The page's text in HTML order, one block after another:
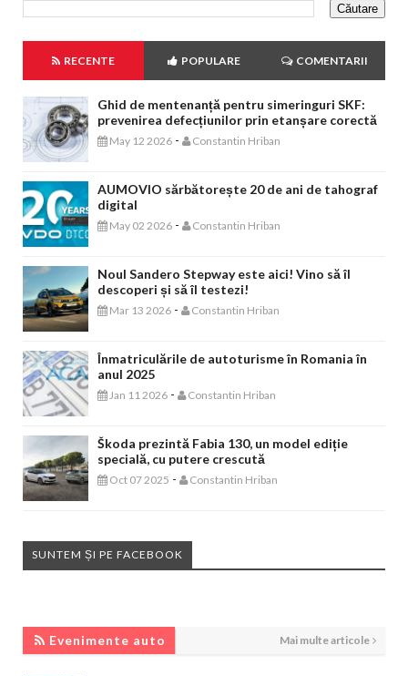
RECENTE POPULARE COMENTARII
Ghid de mentenanță pentru simeringuri SKF:
prevenirea defecțiunilor prin etanșare corectă
May 12 2026 - Constantin Hriban
AUMOVIO sărbătorește 20 de ani de tahograf
digital
May 02 2026 - Constantin Hriban
Noul Sandero Stepway este aici! Vino să îl
descoperi și să îl testezi!
Mar 13 2026 - Constantin Hriban
Înmatriculările de autoturisme în Romania în
anul 2025
Jan 11 2026 - Constantin Hriban
Škoda prezintă Fabia 130, un model ediție
specială, cu putere crescută
Oct 07 2025 - Constantin Hriban
SUNTEM ȘI PE FACEBOOK
Evenimente auto Mai multe articole